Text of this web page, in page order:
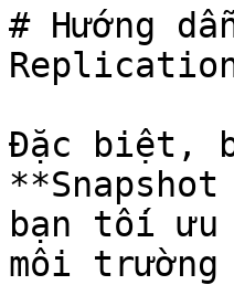
# Hướng
Đặc biệt,
bạn tối ưu
môi